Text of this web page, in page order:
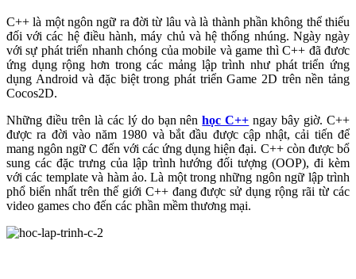
C++ là một ngôn ngữ ra đời từ lâu và là thành phần không thể thiếu
đối với các hệ điều hành, máy chủ và hệ thống nhúng. Ngày ngày
với sự phát triển nhanh chóng của mobile và game thì C++ đã đươc
ứng dụng rộng hơn trong các mảng lập trình như phát triển ứng
dụng Android và đặc biệt trong phát triển Game 2D trên nền tảng
Cocos2D.
Những điều trên là các lý do bạn nênhọc C++ ngay bây giờ. C++
được ra đời vào năm 1980 và bắt đầu được cập nhật, cải tiến để
mang ngôn ngữ C đến với các ứng dụng hiện đại. C++ còn được bổ
sung các đặc trưng của lập trình hướng đối tượng (OOP), đi kèm
với các template và hàm ảo. Là một trong những ngôn ngữ lập trình
phổ biến nhất trên thế giới C++ đang được sử dụng rộng rãi từ các
video games cho đến các phần mềm thương mại.